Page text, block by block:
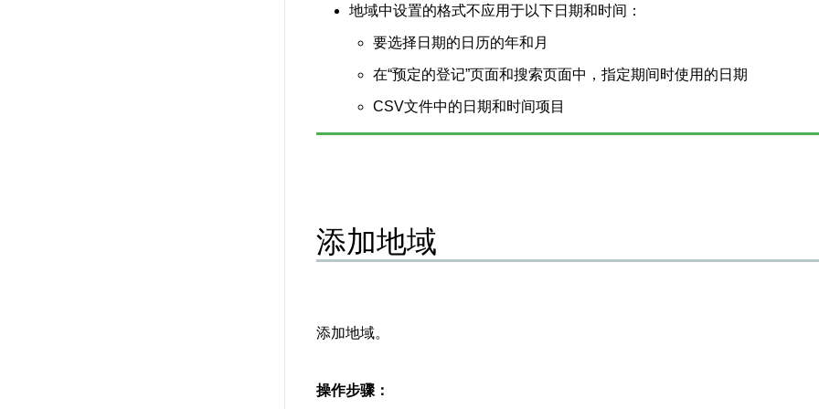
地域中设置的格式不应用于以下日期和时间：
要选择日期的日历的年和月
在“预定的登记”页面和搜索页面中，指定期间时使用的日期
CSV文件中的日期和时间项目
添加地域
添加地域。
操作步骤：